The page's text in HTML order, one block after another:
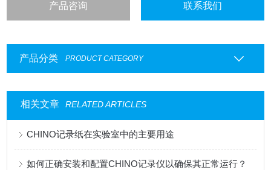
产品咨询 联系我们
产品分类 PRODUCT CATEGORY
相关文章 RELATED ARTICLES
CHINO记录纸在实验室中的主要用途
如何正确安装和配置CHINO记录仪以确保其正常运行？